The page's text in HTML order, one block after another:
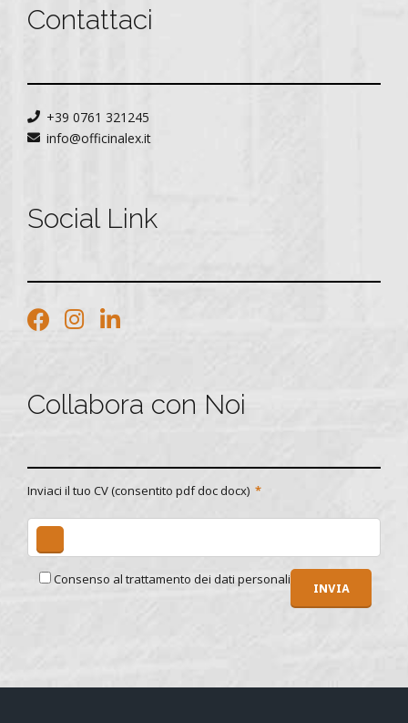
Contattaci
+39 0761 321245
info@officinalex.it
Social Link
Collabora con Noi
Inviaci il tuo CV (consentito pdf doc docx)
Consenso al trattamento dei dati personali